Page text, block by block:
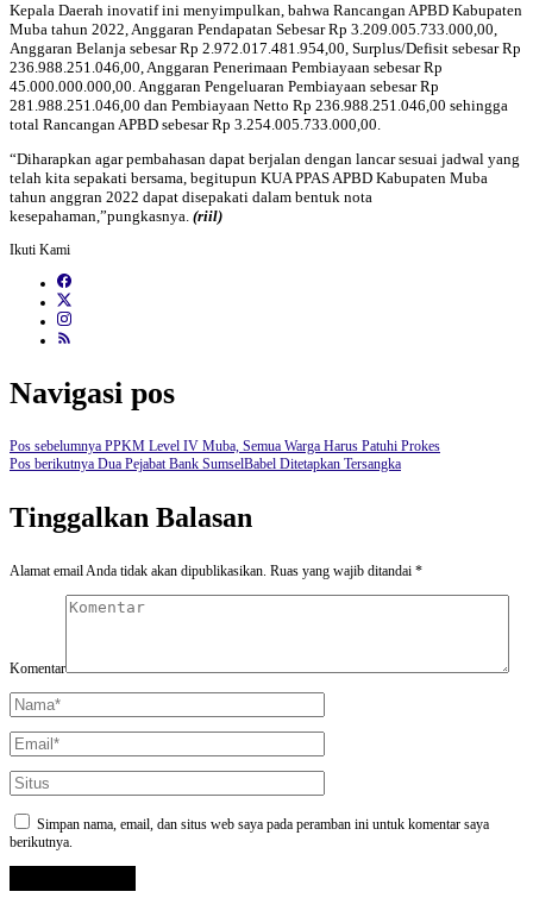
Kepala Daerah inovatif ini menyimpulkan, bahwa Rancangan APBD Kabupaten
Muba tahun 2022, Anggaran Pendapatan Sebesar Rp 3.209.005.733.000,00,
Anggaran Belanja sebesar Rp 2.972.017.481.954,00, Surplus/Defisit sebesar Rp
236.988.251.046,00, Anggaran Penerimaan Pembiayaan sebesar Rp
45.000.000.000,00. Anggaran Pengeluaran Pembiayaan sebesar Rp
281.988.251.046,00 dan Pembiayaan Netto Rp 236.988.251.046,00 sehingga
total Rancangan APBD sebesar Rp 3.254.005.733.000,00.
“Diharapkan agar pembahasan dapat berjalan dengan lancar sesuai jadwal yang
telah kita sepakati bersama, begitupun KUA PPAS APBD Kabupaten Muba
tahun anggran 2022 dapat disepakati dalam bentuk nota
kesepahaman,”pungkasnya. (riil)
Ikuti Kami
Navigasi pos
Pos sebelumnya PPKM Level IV Muba, Semua Warga Harus Patuhi Prokes
Pos berikutnya Dua Pejabat Bank SumselBabel Ditetapkan Tersangka
Tinggalkan Balasan
Alamat email Anda tidak akan dipublikasikan. Ruas yang wajib ditandai *
Komentar
Simpan nama, email, dan situs web saya pada peramban ini untuk komentar saya
berikutnya.